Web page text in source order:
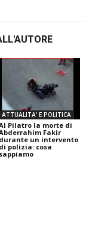
ATTUALITA' E POLITICA
Pilatro la morte di
Fakir
durante un intervento
di polizia: cosa
sappiamo